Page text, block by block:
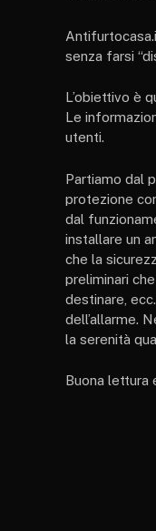
senza farsi
L’obiettivo è
Le
utenti.
Partiamo dal
protezione
dal
installare un
che la
preliminari
destinare,
dell’allarme.
la serenità
Buona lettura